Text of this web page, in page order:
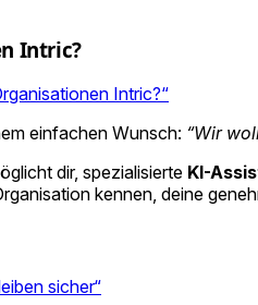
Intric?
Intric?“
einfachen Wunsch: “Wir
dir, spezialisierte KI-
kennen, deine
sicher“